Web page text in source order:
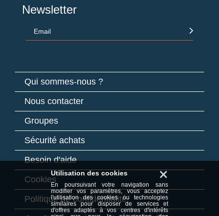
Newsletter
Email
Qui sommes-nous ?
Nous contacter
Groupes
Sécurité achats
Besoin d'aide
Cookies
Politique de confidentialité
×
Utilisation des cookies
En poursuivant votre navigation sans
modifier vos paramètres, vous acceptez
l'utilisation des cookies ou technologies
similaires pour disposer de services et
d'offres adaptés à vos centres d'intérêts